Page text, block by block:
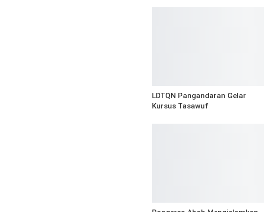
LDTQN Pangandaran Gelar
Kursus Tasawuf